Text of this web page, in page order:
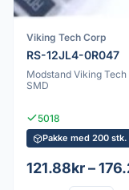
Viking Tech Corp
RS-12JL4-0R047
Modstand Viking
SMD
5018
Pakke med 200 stk.
121.88kr –